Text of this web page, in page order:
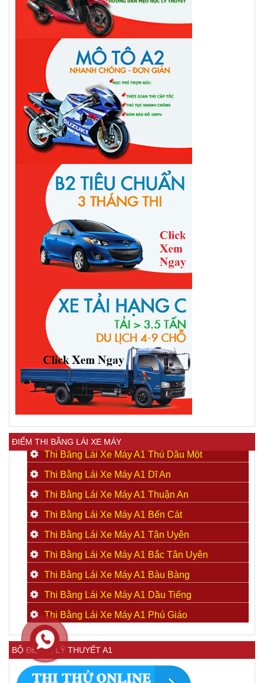
ĐIỂM THI BẰNG LÁI XE MÁY
Thi Bằng Lái Xe Máy A1 Thủ Dầu Một
Thi Bằng Lái Xe Máy A1 Dĩ An
Thi Bằng Lái Xe Máy A1 Thuận An
Thi Bằng Lái Xe Máy A1 Bến Cát
Thi Bằng Lái Xe Máy A1 Tân Uyên
Thi Bằng Lái Xe Máy A1 Bắc Tân Uyên
Thi Bằng Lái Xe Máy A1 Bàu Bàng
Thi Bằng Lái Xe Máy A1 Dầu Tiếng
Thi Bằng Lái Xe Máy A1 Phú Giáo
BỘ ĐỀ THI LÝ THUYẾT A1